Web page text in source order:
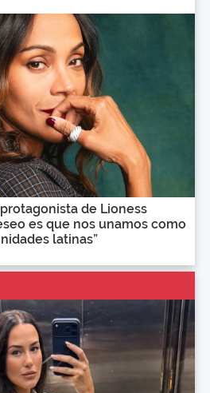
de Lioness
es que nos unamos como
latinas”